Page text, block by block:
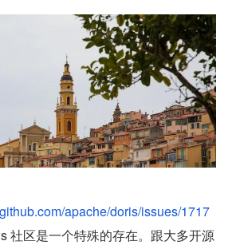
apache/doris/issues/1717
社区是一个特殊的存在。跟大多开源